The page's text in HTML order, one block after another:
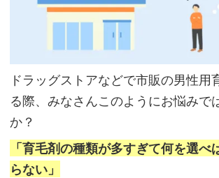
ドラッグストアなどで市販の男性用
る際、みなさんこのようにお悩みで
か？
「育毛剤の種類が多すぎて何を選べ
らない」